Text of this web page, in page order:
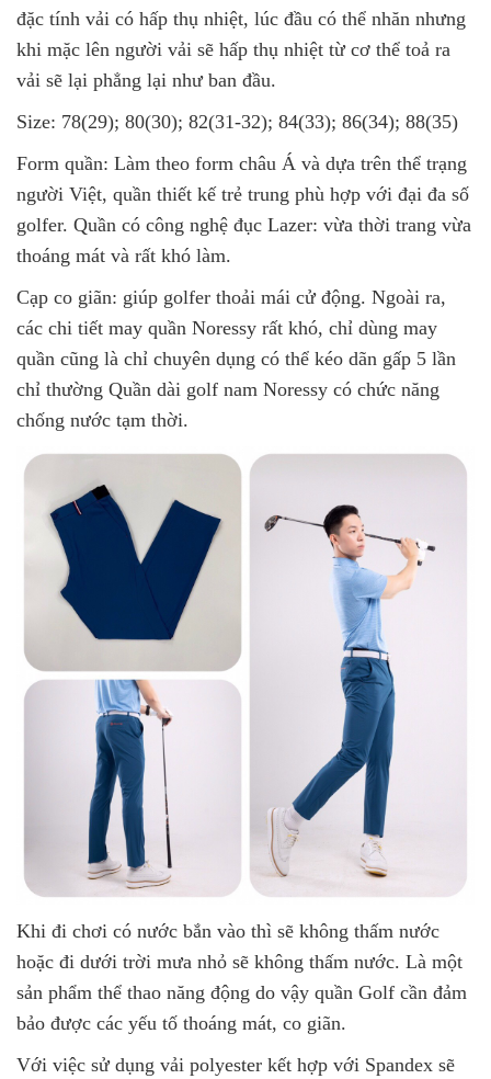
đặc tính vải có hấp thụ nhiệt, lúc đầu có thể nhăn nhưng
khi mặc lên người vải sẽ hấp thụ nhiệt từ cơ thể toả ra
vải sẽ lại phẳng lại như ban đầu.
Size: 78(29); 80(30); 82(31-32); 84(33); 86(34); 88(35)
Form quần: Làm theo form châu Á và dựa trên thể trạng
người Việt, quần thiết kế trẻ trung phù hợp với đại đa số
golfer. Quần có công nghệ đục Lazer: vừa thời trang vừa
thoáng mát và rất khó làm.
Cạp co giãn: giúp golfer thoải mái cử động. Ngoài ra,
các chi tiết may quần Noressy rất khó, chỉ dùng may
quần cũng là chỉ chuyên dụng có thể kéo dãn gấp 5 lần
chỉ thường Quần dài golf nam Noressy có chức năng
chống nước tạm thời.
Khi đi chơi có nước bắn vào thì sẽ không thấm nước
hoặc đi dưới trời mưa nhỏ sẽ không thấm nước. Là một
sản phẩm thể thao năng động do vậy quần Golf cần đảm
bảo được các yếu tố thoáng mát, co giãn.
Với việc sử dụng vải polyester kết hợp với Spandex sẽ